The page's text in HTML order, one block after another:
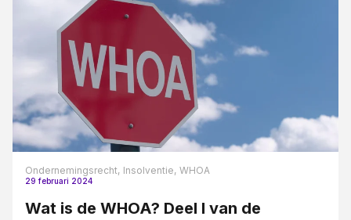
Ondernemingsrecht, Insolventie, WHOA
29 februari 2024
Wat is de WHOA? Deel I van de